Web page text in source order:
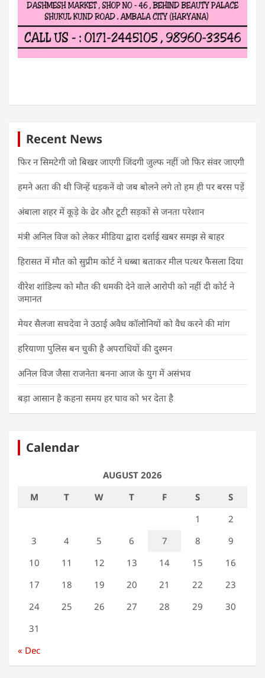
Recent News
फिर न सिमटेगी जो बिखर जाएगी जिंदगी जुल्फ नहीं जो फिर संवर जाएगी
हमने अता की थी जिन्हें धड़कनें वो जब बोलने लगे तो हम ही पर बरस पड़ें
अंबाला शहर में कूड़े के ढेर और टूटी सड़कों से जनता परेशान
मंत्री अनिल विज को लेकर मीडिया द्वारा दर्शाई खबर समझ से बाहर
हिरासत में मौत को सुप्रीम कोर्ट ने धब्बा बताकर मील पत्थर फैसला दिया
वीरेश शांडिल्य को मौत की धमकी देने वाले आरोपी को नहीं दी कोर्ट ने
जमानत
मेयर सैलजा सचदेवा ने उठाई अवैध कॉलोनियों को वैध करने की मांग
हरियाणा पुलिस बन चुकी है अपराधियों की दुश्मन
अनिल विज जैसा राजनेता बनना आज के युग में असंभव
बड़ा आसान है कहना समय हर घाव को भर देता है
Calendar
AUGUST 2026
M
T W T F S
S
1
2
3
4 5 6 7 8
9
10
11 12 13 14 15
16
17
18 19 20 21 22
23
24
25 26 27 28 29
30
31
« Dec